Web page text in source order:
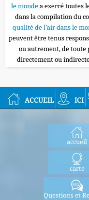
le mondea exercé toutes
dans la compilation du
qualité de l’air dans le
peuvent être tenus
ou autrement, de
directement ou
accueil ici
accueil
carte
Questions et